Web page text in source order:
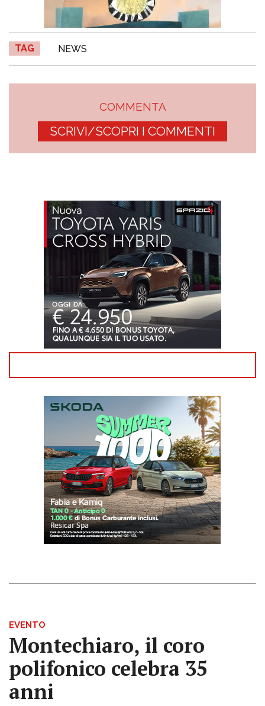
TAG NEWS
COMMENTA
SCRIVI/SCOPRI I COMMENTI
EVENTO
Montechiaro, il coro
polifonico celebra 35
anni